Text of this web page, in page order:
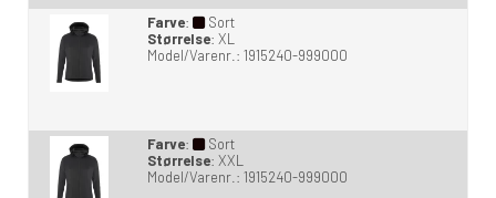
Farve:
Sort
Størrelse: XL
Model/Varenr.: 1915240-999000
Farve:
Sort
Størrelse: XXL
Model/Varenr.: 1915240-999000